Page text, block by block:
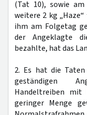
(Tat 10), sowie
weitere 2 kg
ihm am Folgetag
der Angeklagte
bezahlte, hat das
2. Es hat die
geständigen
Handeltreiben
geringer Menge